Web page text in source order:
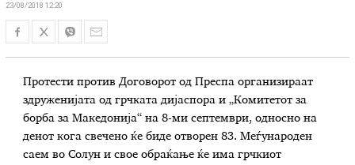
23/08/2018 12:20
Протести против Договорот од Преспа организираат
здруженијата од грчката дијаспора и „Комитетот за
борба за Македонија“ на 8-ми септември, односно на
денот кога свечено ќе биде отворен 83. Меѓународен
саем во Солун и свое обраќање ќе има грчкиот